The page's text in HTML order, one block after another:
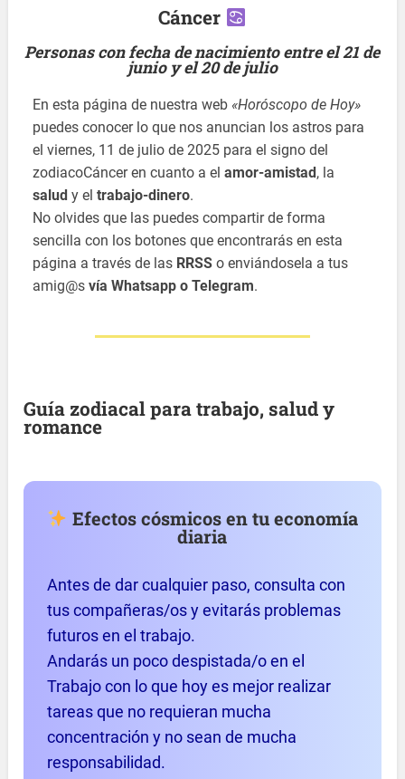
Cáncer
Personas con fecha de nacimiento entre el 21 de
junio y el 20 de julio
En esta página de nuestra web «Horóscopo de Hoy»
puedes conocer lo que nos anuncian los astros para
el viernes, 11 de julio de 2025 para el signo del
zodiacoCáncer en cuanto a elamor-amistad , la
salud y eltrabajo-dinero.
No olvides que las puedes compartir de forma
sencilla con los botones que encontrarás en esta
página a través de las RRSS o enviándosela a tus
amig@svía Whatsapp o Telegram.
Guía zodiacal para trabajo, salud y
romance
Efectos cósmicos en tu economía
diaria
Antes de dar cualquier paso, consulta con
tus compañeras/os y evitarás problemas
futuros en el trabajo.
Andarás un poco despistada/o en el
Trabajo con lo que hoy es mejor realizar
tareas que no requieran mucha
concentración y no sean de mucha
responsabilidad.